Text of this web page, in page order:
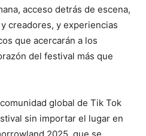
acceso detrás de escena,
creadores, y experiencias
que acercarán a los
del festival más que
global de Tik Tok
sin importar el lugar en
2025, que se